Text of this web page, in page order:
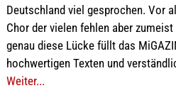
Deutschland viel gesprochen. Vor
Chor der vielen fehlen aber
genau diese Lücke füllt das
hochwertigen Texten und
Weiter...